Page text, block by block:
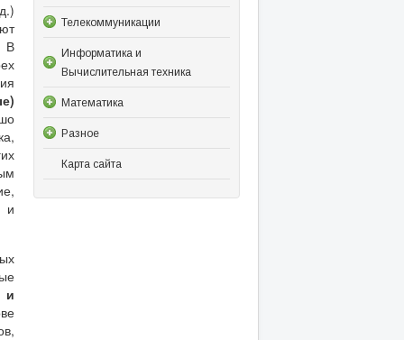
В
и
и
Телекоммуникации
Информатика и
Вычислительная техника
Математика
Разное
Карта сайта